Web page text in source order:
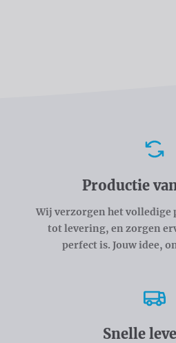
Productie
Wij verzorgen het volledige
tot levering, en zorgen
perfect is. Jouw idee,
Snelle